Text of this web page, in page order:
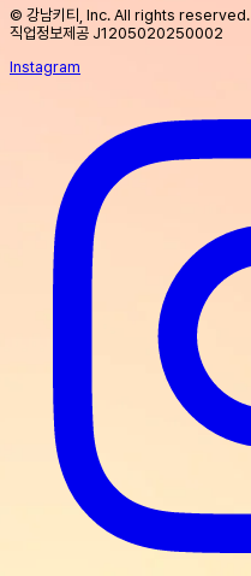
© 강남키티, Inc. All rights reserved.
직업정보제공 J1205020250002
Instagram